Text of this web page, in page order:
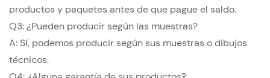
productos y paquetes antes de que pague el saldo.
Q3: ¿Pueden producir según las muestras?
A: Sí, podemos producir según sus muestras o dibujos
técnicos.